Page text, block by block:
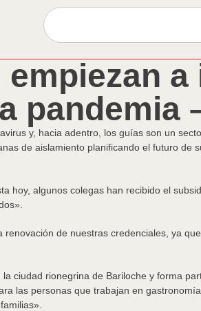
a
pandemia
y, hacia adentro, los guías son un
de aislamiento planificando el futuro de
algunos colegas han recibido el
de nuestras credenciales, ya
ciudad rionegrina de Bariloche y forma
las personas que trabajan en